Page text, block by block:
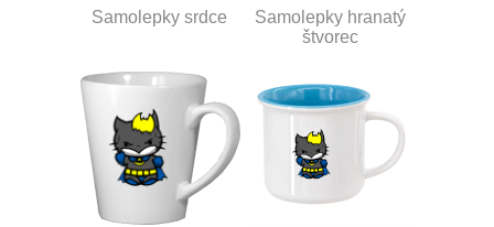
Samolepky srdce
Samolepky hranatý
štvorec